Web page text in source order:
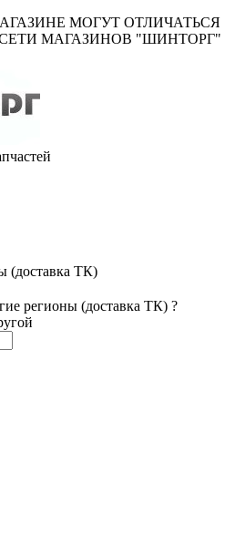
МОГУТ ОТЛИЧАТЬСЯ
МАГАЗИНОВ "ШИНТОРГ"
(доставка ТК)
регионы (доставка ТК) ?